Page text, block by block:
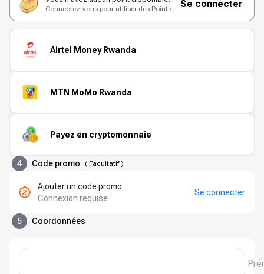
Connectez-vous pour utiliser des Points Se connecter
Airtel Money Rwanda
MTN MoMo Rwanda
Payez en cryptomonnaie
4 Code promo ( Facultatif)
Ajouter un code promo
Connexion requise
Se connecter
5 Coordonnées